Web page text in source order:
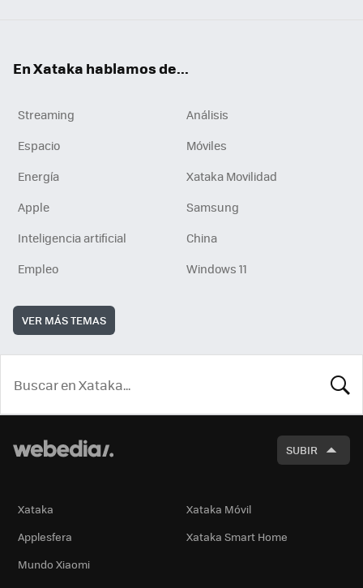
En Xataka hablamos de...
Streaming
Análisis
Espacio
Móviles
Energía
Xataka Movilidad
Apple
Samsung
Inteligencia artificial
China
Empleo
Windows 11
VER MÁS TEMAS
SUBIR
Xataka
Xataka Móvil
Applesfera
Xataka Smart Home
Mundo Xiaomi